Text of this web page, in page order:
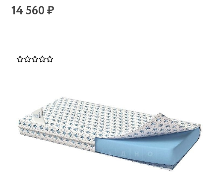
14 560 ₽